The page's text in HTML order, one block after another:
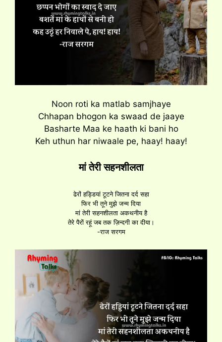
Noon roti ka matlab samjhaye
Chhapan bhogon ka swaad de jaaye
Basharte Maa ke haath ki bani ho
Keh uthun har niwaale pe, haay! haay!
मां तेरी सहनशीलता
ढेरों हड्डियां टूटने जितना दर्द सहा
फिर भी तूने मुझे जन्म दिया
मां तेरी सहनशीलता अकथनीय है
तेरे पैरों रहूं जब तक ज़िन्दगी का दीया।
-राज सरगम